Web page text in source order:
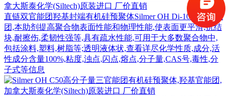
拿大斯泰化学(Siltech)原装进口 厂价直销
直链双官能团羟基封端有机硅预聚体Silmer OH Di-10羟基官能
团,本助剂提高聚合物表面性能和物理性能,使表面更平滑,抗结
块,耐擦伤,柔韧性强等,具有疏水性能,可用于大多数聚合物中,
包括涂料,塑料,树脂等;透明液体状,查看详尽化学性质,成分,活
性成分含量100%,粘度,浊点,闪点,熔点,分子量,CAS号,毒性,分
子式等信息